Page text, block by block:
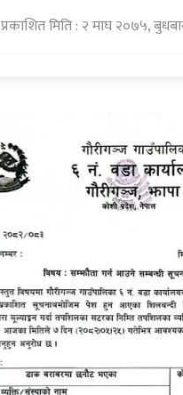
प्रकाशित मिति : २ माघ २०७५,